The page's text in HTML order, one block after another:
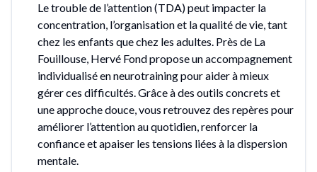
Le trouble de l’attention (TDA) peut impacter la
concentration, l’organisation et la qualité de vie, tant
chez les enfants que chez les adultes. Près de La
Fouillouse, Hervé Fond propose un accompagnement
individualisé en neurotraining pour aider à mieux
gérer ces difficultés. Grâce à des outils concrets et
une approche douce, vous retrouvez des repères pour
améliorer l’attention au quotidien, renforcer la
confiance et apaiser les tensions liées à la dispersion
mentale.